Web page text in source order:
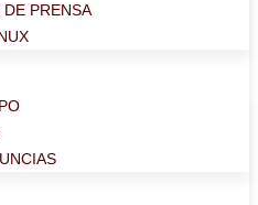
PRENSA